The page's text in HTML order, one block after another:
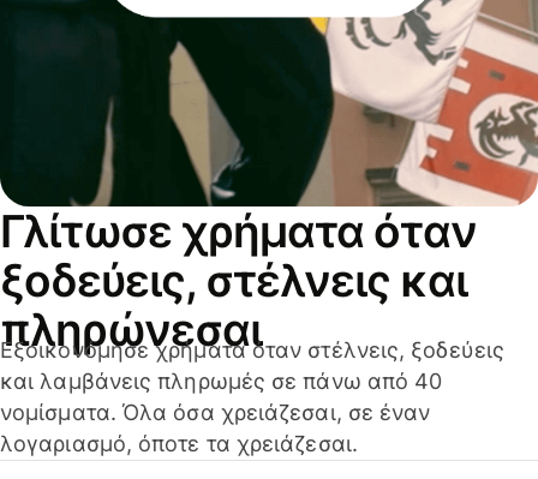
Γλίτωσε χρήματα όταν
ξοδεύεις, στέλνεις και
πληρώνεσαι
Εξοικονόμησε χρήματα όταν στέλνεις, ξοδεύεις
και λαμβάνεις πληρωμές σε πάνω από 40
νομίσματα. Όλα όσα χρειάζεσαι, σε έναν
λογαριασμό, όποτε τα χρειάζεσαι.